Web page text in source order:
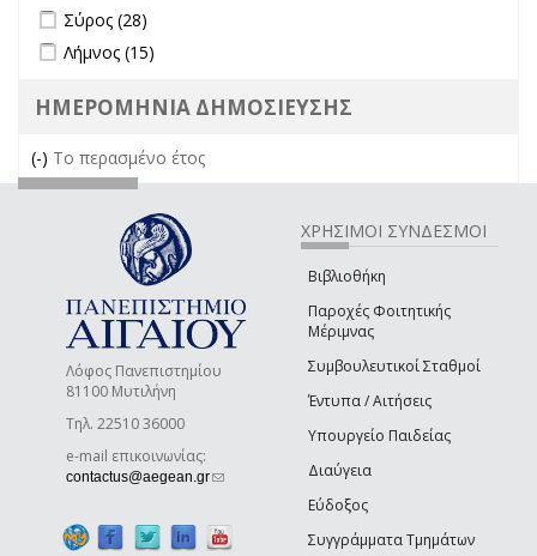
Apply Σύρος filter
Σύρος (28)
Apply Λήμνος filter
Λήμνος (15)
ΗΜΕΡΟΜΗΝΙΑ ΔΗΜΟΣΙΕΥΣΗΣ
(-) Remove Το περασμένο έτος filter
Το περασμένο έτος
Λόφος Πανεπιστημίου
81100 Μυτιλήνη
Τηλ. 22510 36000
e-mail επικοινωνίας:
contactus@aegean.gr(link sends e-mail)
ΧΡΗΣΙΜΟΙ ΣΥΝΔΕΣΜΟΙ
Βιβλιοθήκη
Παροχές Φοιτητικής
Μέριμνας
Συμβουλευτικοί Σταθμοί
Έντυπα / Αιτήσεις
Υπουργείο Παιδείας
Διαύγεια
Εύδοξος
Συγγράμματα Τμημάτων